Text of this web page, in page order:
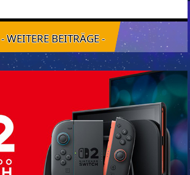
- WEITERE BEITRÄGE -